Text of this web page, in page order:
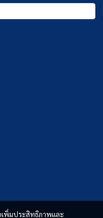
เพิ่มประสิทธิภาพและ